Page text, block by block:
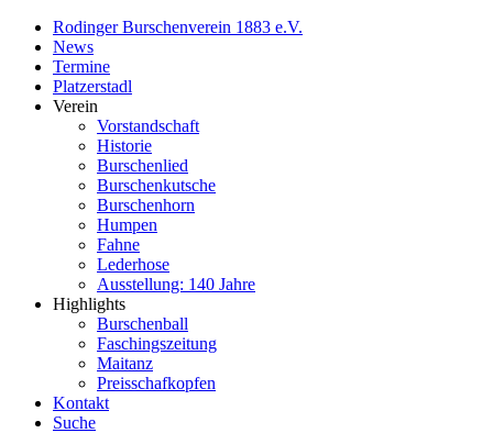
Rodinger Burschenverein 1883 e.V.
News
Termine
Platzerstadl
Verein
Vorstandschaft
Historie
Burschenlied
Burschenkutsche
Burschenhorn
Humpen
Fahne
Lederhose
Ausstellung: 140 Jahre
Highlights
Burschenball
Faschingszeitung
Maitanz
Preisschafkopfen
Kontakt
Suche